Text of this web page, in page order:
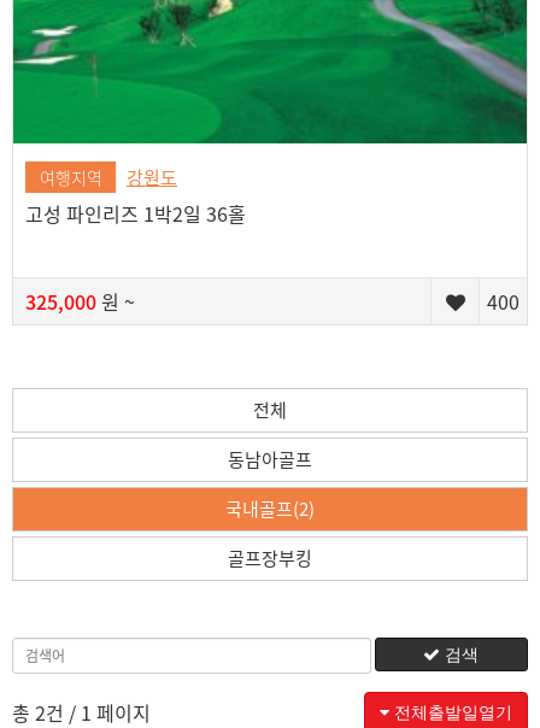
여행지역 강원도
고성 파인리즈 1박2일 36홀
325,000원 ~ 400
전체
동남아골프
국내골프(2)
골프장부킹
검색
총 2건 / 1 페이지 전체출발일열기